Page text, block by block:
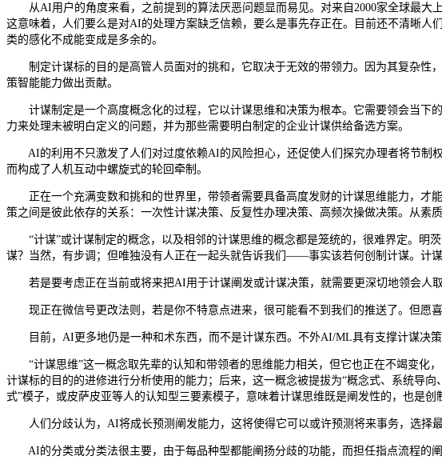
从AI用户的角度来看，之前提到的算法厌恶问题显而易见。对来自2000家全球最大
这意味着，人们要么是对AI的处理方案缺乏信赖，要么是事先存正在。目前还不清晰
类的感化不成能变成是多余的。
制定计谋标的目的是高管人员面对的挑和，它取决于无效的带领力。因为其复杂性
策智能能力做出贡献。
计谋制定是一个高度概念化的过程，它以计谋思维和决策为根本。它需要领会当下
力来处理未被明白定义的问题，并为那些需要明白制定的企业计谋供给备选方案。
AI的利用不只激发了人们对过度依赖AI的风险担心，还促使人们探究办理者将节制
而构成了人机互动中螺旋式的轮回牵制。
正在一个充满变数和挑和的世界里，带领者需要具备高度发财的计谋思维能力，才
策之间是彼此依存的关系：一次性计谋决策、反复性办理决策、高频次操做决策。从素
“计谋”或计谋制定的概念，以及相邻的计谋思维的概念都是笼统的，很难界定。明
谋？当然，有步调；但唯独没有人正在一起头就告诉我们——‌事实该若何创制计谋‌。计谋
若是要考虑正在当前或将来把AI用于计谋阐发或计谋决策，就需要更深切地领会人取
现正在微信号更改法则，若是你不特意点进来，很可能看不到我们的推送了。但愿
目前，AI更多地仍是一种和术东西，而不是计谋东西。不外AI/ML具有支撑计谋决策
“计谋思维”这一概念取先辈的认知和带领者的思维能力相关，但它也正在不竭变化
计谋标的目的的进修进行分析使用的能力；后来，这一概念被提拔为“概念式、系统导
式”模子，或皮萨皮亚等人的认知型三要素模子，意味着计谋思维既是阐发性的，也是
人们分歧认为，AI将成长预测阐发能力，这将使得它可以或许预测将来事务，选择
AI的分类或分类法很主要，由于每品种型都能阐扬分歧的功能，而担任指点流程的阐